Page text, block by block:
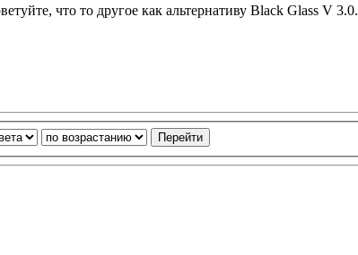
что то другое как альтернативу Black Glass V 3.0.